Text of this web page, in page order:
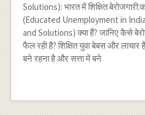
Solutions): भारत में शिक्षित
(Educated Unemployment in
and Solutions) क्या हैं? जानिए कैसे
फैल रही है? शिक्षित युवा बेबस और लाचार
बने रहना है और सत्ता में बने